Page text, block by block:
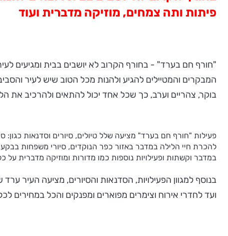
פיתות ותה צמחים, מוזיקה מדברית ועוד
"חורף חם בערד" - בחורף הקרוב לא יושבים בבית ומגיעים
המבקרים והמטיילים להגיע ולהנות מכל הטוב שיש לעיר
בוקר, צהריים וערב, כך שכל אחד יכול להתאים ולהרכיב את
פעילות "חורף חם בערד" מציעה שלל טיולים, סיורים וסדנאות
להכרת חיי הלילה במדבר באזור כפר הנוקדים, סיורי משפחות
במדבר וקשתות ופעילויות נוספות כמו מדורות ומוזיקה מדברית על
בנוסף למגוון הפעילויות, הסדנאות והסיורים, מציעה
ועד לחדרי אירוח וצימרים מפוארים ומפנקים והכל במחירים